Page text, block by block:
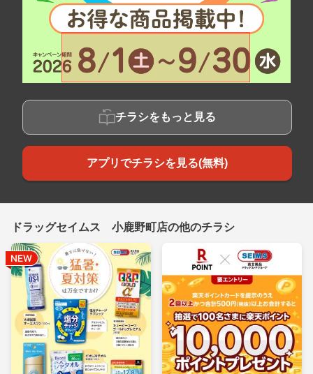
チラシをもっと見る
アプリでチラシを見る(無料)
ドラッグセイムス 小鹿野町店の他のチラシ